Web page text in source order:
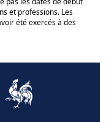
et professions. Les
été exercés à des